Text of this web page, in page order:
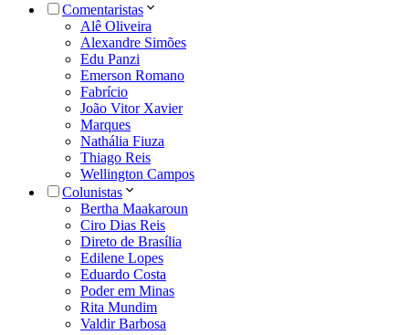
Comentaristas
Alê Oliveira
Alexandre Simões
Edu Panzi
Emerson Romano
Fabrício
João Vitor Xavier
Marques
Nathália Fiuza
Thiago Reis
Wellington Campos
Colunistas
Bertha Maakaroun
Ciro Dias Reis
Direto de Brasília
Edilene Lopes
Eduardo Costa
Poder em Minas
Rita Mundim
Valdir Barbosa